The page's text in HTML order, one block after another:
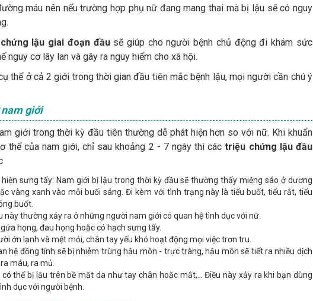
máu nên nếu trường hợp phụ nữ đang mang thai mà bị lậu sẽ có nguy
lậu giai đoạn đầusẽ giúp cho người bệnh chủ động đi khám sức
nguy cơ lây lan và gây ra nguy hiểm cho xã hội.
thể ở cả 2 giới trong thời gian đầu tiên mắc bệnh lậu, mọi người cần chú ý
giới
giới trong thời kỳ đầu tiên thường dễ phát hiện hơn so với nữ. Khi khuẩn
thể của nam giới, chỉ sau khoảng 2 - 7 ngày thì cáctriệu chứng lậu đầu
hiện sưng tấy: Nam giới bị lậu trong thời kỳ đầu sẽ thường thấy miệng sáo ở dương
vàng xanh vào mỗi buổi sáng. Đi kèm với tình trạng này là tiểu buốt, tiểu rắt, tiểu
buốt.
này thường xảy ra ở những người nam giới có quan hệ tình dục với nữ.
họng, đau họng hoặc có hạch sưng tấy.
ớn lạnh và mệt mỏi, chân tay yếu khó hoạt động mọi việc trơn tru.
hệ đồng tính sẽ bị nhiễm trùng hậu môn - trực tràng, hậu môn sẽ tiết ra nhiều dịch
máu, ra mủ.
thể bị lậu trên bề mặt da như tay chân hoặc mắt,... Điều này xảy ra khi bạn dùng
dục với người bệnh.